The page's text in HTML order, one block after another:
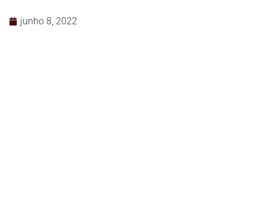
junho 8, 2022